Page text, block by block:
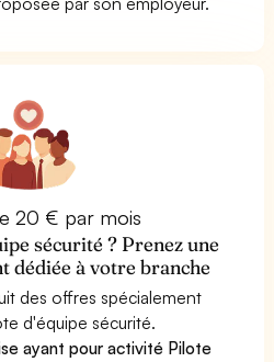
20 € par mois
sécurité ? Prenez une
dédiée à votre branche
des offres spécialement
d'équipe sécurité.
ayant pour activité Pilote